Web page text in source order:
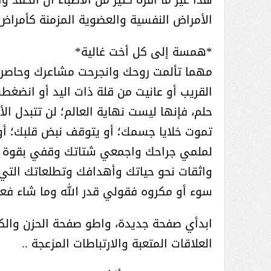
الأمراض النفسية والعضوية المزمنة
*همسة إلى كل أخت غالية*
مهما تألمت روحك وانجرحت مشاعرك
القريب أو عانيت من قلة ذات اليد أو
حلم، فإنها ليست نهاية العالم؛ لن
تموت خلايا جسمك؛ أو يتوقف نبض قلبك؛
لملمي جراحك واجمعي شتاتك وقفي بقوة
واثقات نحو حياتك وأهدافك وتطلعاتك
سوء أو مكروه فقولي قدر الله وما شاء
ابدأي صفحة جديدة، واطو صفحة الحزن
العلاقات المتعبة والارتباطات المزعجة ..
( مشعل بن عبد الله ) … عاشق
نجران
عبد العزيز.. ملك القلوب
انعقاد ملتقى (الوطن